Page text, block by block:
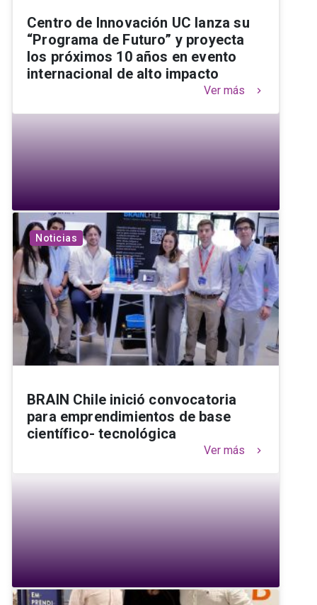
Centro de Innovación UC lanza su
“Programa de Futuro” y proyecta
los próximos 10 años en evento
internacional de alto impacto
Ver más keyboard_arrow_right
Noticias
BRAIN Chile inició convocatoria
para emprendimientos de base
científico- tecnológica
Ver más keyboard_arrow_right